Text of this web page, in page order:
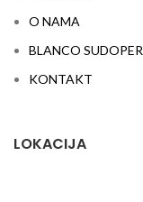
O NAMA
BLANCO
KONTAKT
LOKACIJA